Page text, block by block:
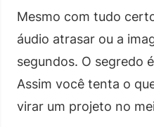
Mesmo com tudo
áudio atrasar ou a
segundos. O segredo
Assim você tenta o
virar um projeto no